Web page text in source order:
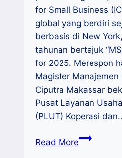
for Small Business
global yang berdiri
berbasis di New
tahunan bertajuk
for 2025. Merespon
Magister Manajemen
Ciputra Makassar
Pusat Layanan
(PLUT) Koperasi
Read MoreMahasiswa